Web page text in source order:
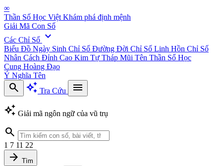
∞
Thần Số Học Việt Khám phá định mệnh
Giải Mã Con Số
Các Chỉ Số expand_more
Biểu Đồ Ngày Sinh Chỉ Số Đường Đời Chỉ Số Linh Hồn Chỉ Số
Nhân Cách Đỉnh Cao Kim Tự Tháp Mũi Tên Thần Số Học
Cung Hoàng Đạo
Ý Nghĩa Tên
search auto_awesome Tra Cứu
menu
auto_awesome Giải mã ngôn ngữ của vũ trụ
search
1 7 11 22
arrow_forward Tìm